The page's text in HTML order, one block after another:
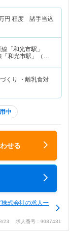
円 程度 諸手当込
「和光市駅」
「和光市駅」（徒
くり ・離乳食対
中
せる
式会社の求人一
23 求人番号：9087431